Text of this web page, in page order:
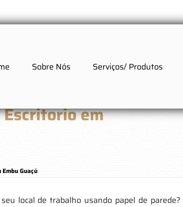
Sobre Nós Serviços/ Produtos
em
Guaçú
local de trabalho usando papel de parede?